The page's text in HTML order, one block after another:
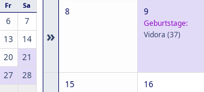
Fr Sa
6
7
13
14
20
21
27
28
»
8 9
Geburtstage:
Vidora (37)
15 16